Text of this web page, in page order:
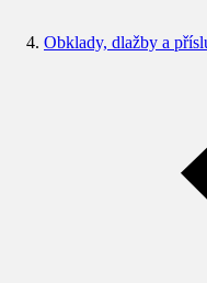
Obklady, dlažby a